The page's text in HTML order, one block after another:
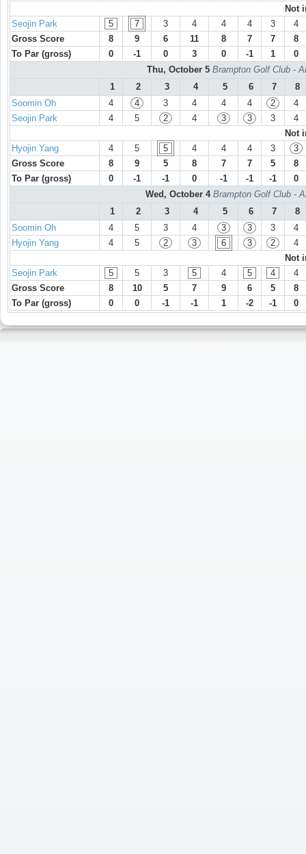
Not
Seojin Park
5 7 3 4 4 4 3
4
Gross Score
8 9 6 11 8 7 7
8
To Par (gross)
0 -1 0 3 0 -1 1
0
Thu, October 5 Brampton Golf Club -
1
2 3 4 5 6 7
8
Soomin Oh
4 4 3 4 4 4 2
4
Seojin Park
4 5 2 4 3 3 3
4
Not
Hyojin Yang
4 5 5 4 4 4 3
3
Gross Score
8 9 5 8 7 7 5
8
To Par (gross)
0 -1 -1 0 -1 -1 -1
0
Wed, October 4 Brampton Golf Club -
1
2 3 4 5 6 7
8
Soomin Oh
4 5 3 4 3 3 3
4
Hyojin Yang
4 5 2 3 6 3 2
4
Not
Seojin Park
5 5 3 5 4 5 4
4
Gross Score
8 10 5 7 9 6 5
8
To Par (gross)
0 0 -1 -1 1 -2 -1 0